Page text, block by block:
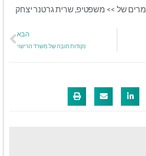
של >> משפטיפ, שרית גרטנר יצחק
הבא
נקודות חובה של משרד הרישוי